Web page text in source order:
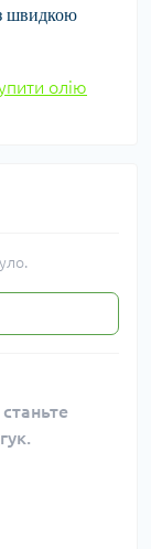
швидкою
олію